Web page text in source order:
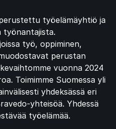
työelämäyhtiö ja
työnantajista.
työ, oppiminen,
perustan
vuonna 2024
Toimimme Suomessa yli
yhdeksässä eri
yhteisöä. Yhdessä
työelämää.